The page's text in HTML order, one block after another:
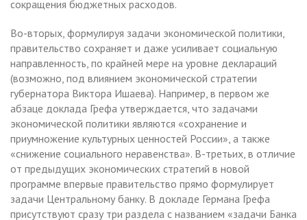
сокращения бюджетных расходов.
Во-вторых, формулируя задачи экономической политики,
правительство сохраняет и даже усиливает социальную
направленность, по крайней мере на уровне деклараций
(возможно, под влиянием экономической стратегии
губернатора Виктора Ишаева). Например, в первом же
абзаце доклада Грефа утверждается, что задачами
экономической политики являются «сохранение и
приумножение культурных ценностей России», а также
«снижение социального неравенства». В-третьих, в отличие
от предыдущих экономических стратегий в новой
программе впервые правительство прямо формулирует
задачи Центральному банку. В докладе Германа Грефа
присутствуют сразу три раздела с названием «задачи Банка